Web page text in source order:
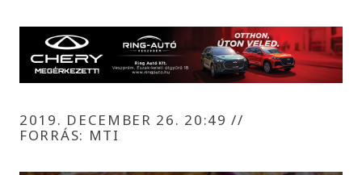
2019. DECEMBER 26. 20:49//
FORRÁS: MTI